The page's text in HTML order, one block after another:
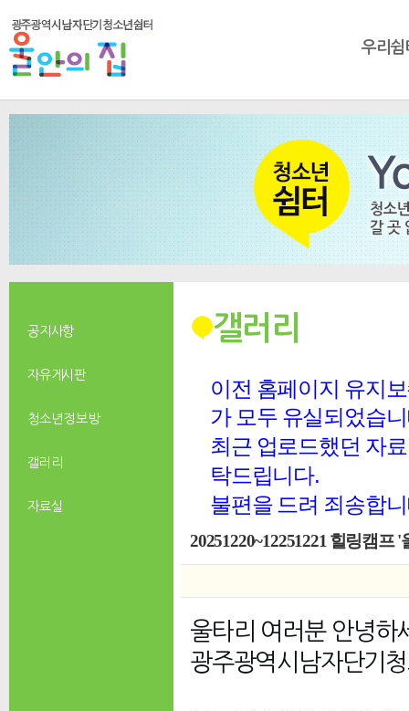
우리쉼
공지사항
자유게시판
청소년 정보방
갤러리
자료실
갤러리
이전 홈페이지 유지
가 모두 유실되었습
최근 업로드했던 자
탁드립니다.
불편을 드려 죄송합
20251220~12251221 힐링캠프
울타리 여러분 안녕하
광주광역시남자단기